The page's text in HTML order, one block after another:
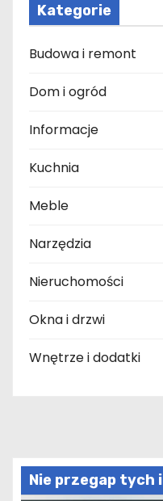
Kategorie
Budowa i remont
Dom i ogród
Informacje
Kuchnia
Meble
Narzędzia
Nieruchomości
Okna i drzwi
Wnętrze i dodatki
Nie przegap tych